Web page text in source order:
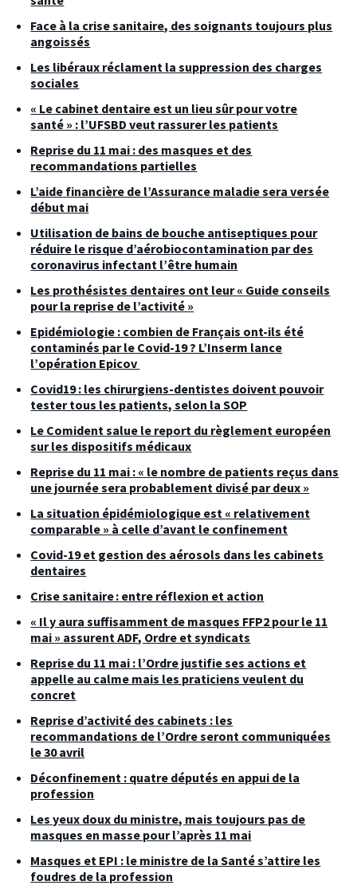
Face à la crise sanitaire, des soignants toujours plus
angoissés
Les libéraux réclament la suppression des charges
sociales
« Le cabinet dentaire est un lieu sûr pour votre
santé » : l’UFSBD veut rassurer les patients
Reprise du 11 mai : des masques et des
recommandations partielles
L’aide financière de l’Assurance maladie sera versée
début mai
Utilisation de bains de bouche antiseptiques pour
réduire le risque d’aérobiocontamination par des
coronavirus infectant l’être humain
Les prothésistes dentaires ont leur « Guide conseils
pour la reprise de l’activité »
Epidémiologie : combien de Français ont-ils été
contaminés par le Covid-19 ? L’Inserm lance
l’opération Epicov
Covid19 : les chirurgiens-dentistes doivent pouvoir
tester tous les patients, selon la SOP
Le Comident salue le report du règlement européen
sur les dispositifs médicaux
Reprise du 11 mai : « le nombre de patients reçus dans
une journée sera probablement divisé par deux »
La situation épidémiologique est « relativement
comparable » à celle d’avant le confinement
Covid-19 et gestion des aérosols dans les cabinets
dentaires
Crise sanitaire : entre réflexion et action
« Il y aura suffisamment de masques FFP2 pour le 11
mai » assurent ADF, Ordre et syndicats
Reprise du 11 mai : l’Ordre justifie ses actions et
appelle au calme mais les praticiens veulent du
concret
Reprise d’activité des cabinets : les
recommandations de l’Ordre seront communiquées
le 30 avril
Déconfinement : quatre députés en appui de la
profession
Les yeux doux du ministre, mais toujours pas de
masques en masse pour l’après 11 mai
Masques et EPI : le ministre de la Santé s’attire les
foudres de la profession